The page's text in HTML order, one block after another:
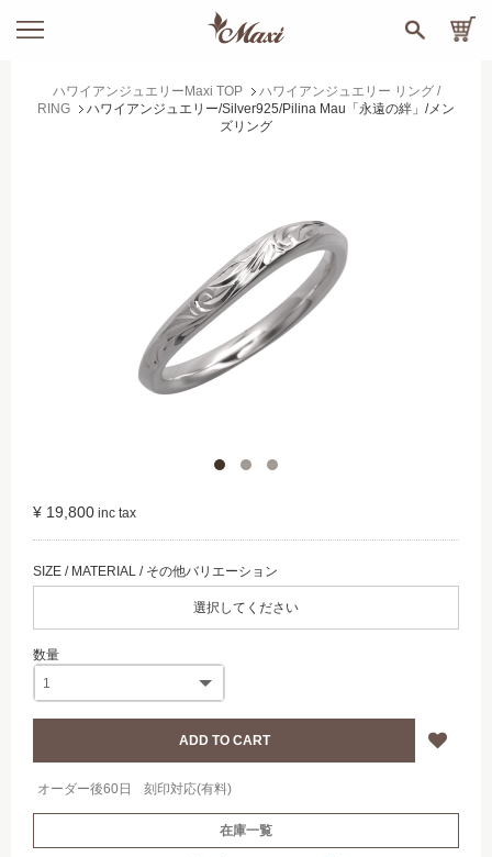
ハワイアンジュエリーMaxi TOP
ハワイアンジュエリー リング /
RING
ハワイアンジュエリー/Silver925/Pilina Mau「永遠の絆」/メン
ズリング
¥ 19,800
選択してください
オーダー後60日 刻印対応(有料)
在庫一覧